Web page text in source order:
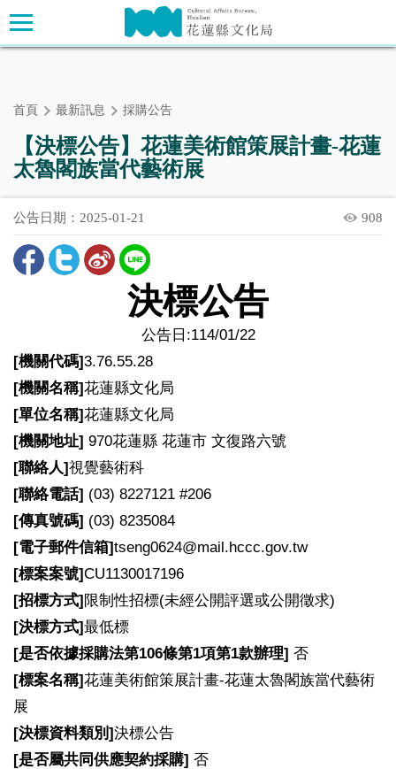
跳
到
主
主要內容區塊
首頁 最新訊息 採購公告
【決標公告】花蓮美術館策展計畫-花蓮
太魯閣族當代藝術展
公告日期：2025-01-21 908
決標公告
公告日:114/01/22
[機關代碼]3.76.55.28
[機關名稱]花蓮縣文化局
[單位名稱]花蓮縣文化局
[機關地址] 970花蓮縣 花蓮市 文復路六號
[聯絡人]視覺藝術科
[聯絡電話] (03) 8227121 #206
[傳真號碼] (03) 8235084
[電子郵件信箱]tseng0624@mail.hccc.gov.tw
[標案案號]CU1130017196
[招標方式]限制性招標(未經公開評選或公開徵求)
[決標方式]最低標
[是否依據採購法第106條第1項第1款辦理] 否
[標案名稱]花蓮美術館策展計畫-花蓮太魯閣族當代藝術
展
[決標資料類別]決標公告
[是否屬共同供應契約採購] 否